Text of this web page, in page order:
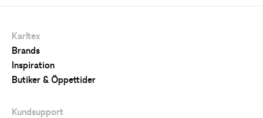
Karltex
Brands
Inspiration
Butiker & Öppettider
Kundsupport